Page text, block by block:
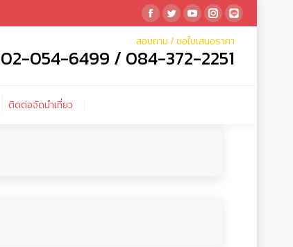
Facebook
TwitterYouTubeInstagram
Linkedin
สอบถาม / ขอใบเสนอราคา
02-054-6499 / 084-372-2251
ติดต่อจัดนำเที่ยว
ติดต่อจัดนำเที่ยว